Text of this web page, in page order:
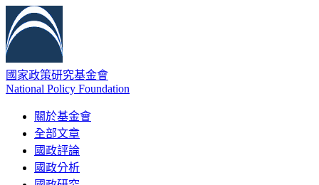
國家政策研究基金會
National Policy Foundation
關於基金會
全部文章
國政評論
國政分析